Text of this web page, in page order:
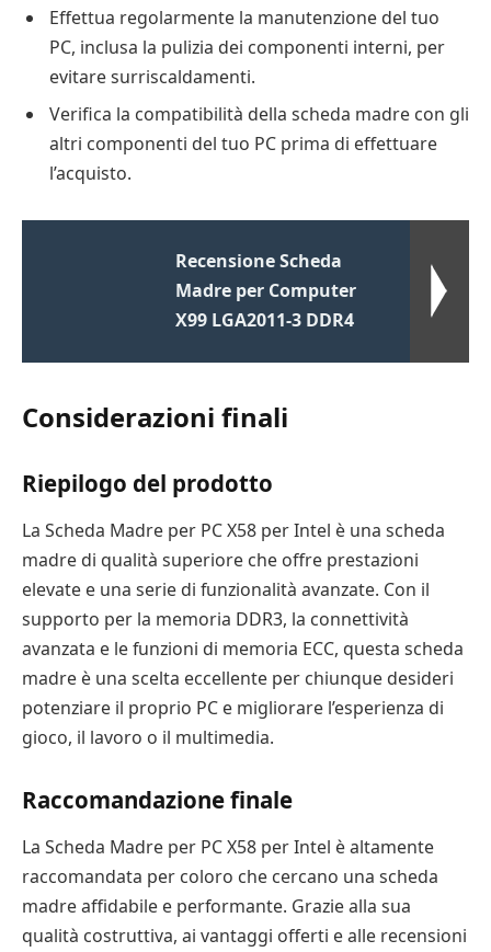
Effettua regolarmente la manutenzione del tuo
PC, inclusa la pulizia dei componenti interni, per
evitare surriscaldamenti.
Verifica la compatibilità della scheda madre con gli
altri componenti del tuo PC prima di effettuare
l’acquisto.
Recensione Scheda
Madre per Computer
X99 LGA2011-3 DDR4
Considerazioni finali
Riepilogo del prodotto
La Scheda Madre per PC X58 per Intel è una scheda
madre di qualità superiore che offre prestazioni
elevate e una serie di funzionalità avanzate. Con il
supporto per la memoria DDR3, la connettività
avanzata e le funzioni di memoria ECC, questa scheda
madre è una scelta eccellente per chiunque desideri
potenziare il proprio PC e migliorare l’esperienza di
gioco, il lavoro o il multimedia.
Raccomandazione finale
La Scheda Madre per PC X58 per Intel è altamente
raccomandata per coloro che cercano una scheda
madre affidabile e performante. Grazie alla sua
qualità costruttiva, ai vantaggi offerti e alle recensioni